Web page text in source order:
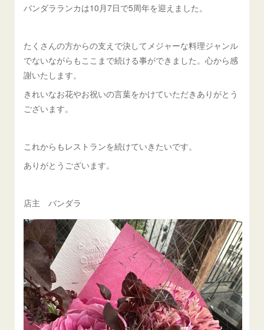
バンダラランカは10月7日で5周年を迎えました。
たくさんの方からの支えで決してメジャーな料理ジャンル
でないながらもここまで続ける事ができました。心から感
謝いたします。
きれいなお花やお祝いの言葉をかけていただきありがとう
ございます。
これからもレストランを続けていきたいです。
ありがとうございます。
店主 バンダラ